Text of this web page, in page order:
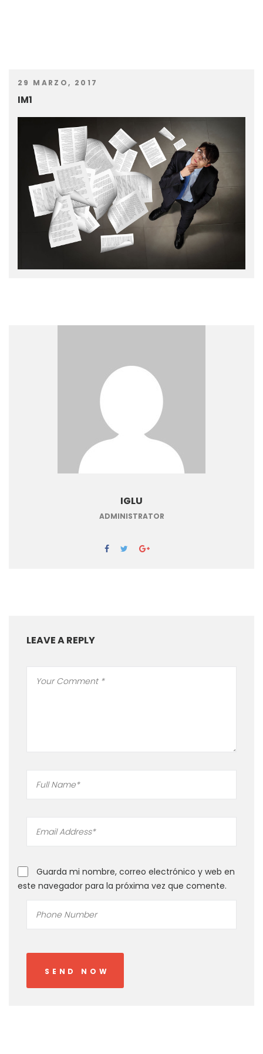
29 MARZO, 2017
IM1
IGLU
ADMINISTRATOR
LEAVE A REPLY
Guarda mi nombre, correo electrónico y web en
este navegador para la próxima vez que comente.